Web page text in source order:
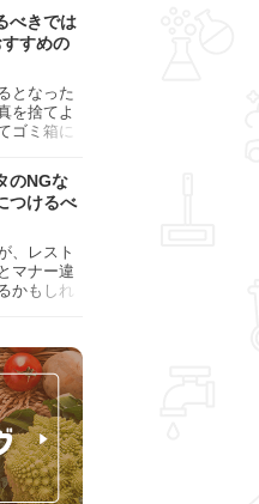
いけない
しょう。
べきでは
すめの
となった
を捨てよ
ゴミ箱に
るので、
ててしま
べきでは
ので、ぜ
う。
のNGな
つけるべ
、レスト
マナー違
かもしれ
しましょ
ておきた